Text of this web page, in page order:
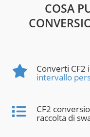
COSA
Converti CF2
intervallo
CF2
raccolta di